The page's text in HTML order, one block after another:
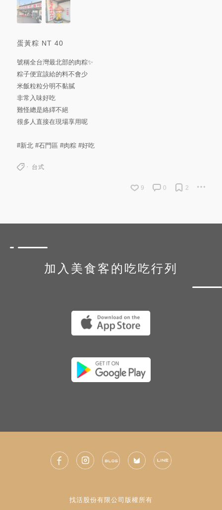
蛋黃粽 NT 40
號稱全台灣最北部的肉粽✨
粽子便宜該給的料不會少
米飯粒粒分明不黏膩
非常入味好吃
難怪總是絡繹不絕
很多人直接在現場享用呢
#新北 #石門區 #肉粽 #好吃
台式
9 0 2
加入美食客的吃吃行列
找活股份有限公司版權所有